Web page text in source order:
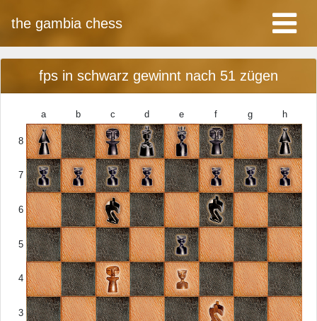
the gambia chess
fps in schwarz gewinnt nach 51 zügen
a b c d e f g h
8
7
6
5
4
3